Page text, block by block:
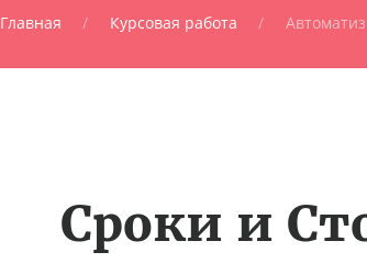
Главная Курсовая работа
Сроки и